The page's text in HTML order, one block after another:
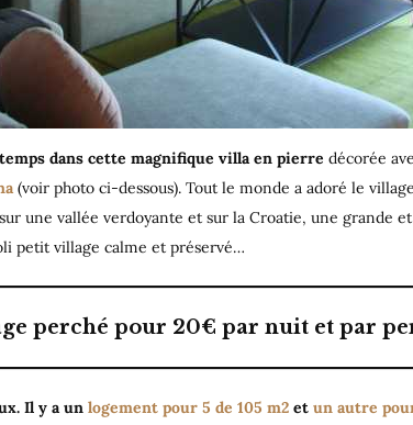
dans cette magnifique villa en pierre décorée
(voir photo ci-dessous). Tout le monde a adoré le
une vallée verdoyante et sur la Croatie, une grande
petit village calme et préservé…
perché pour 20€ par nuit et par
Il y a un logement pour 5 de 105 m2 et un autre